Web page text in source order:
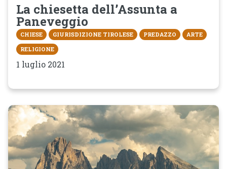
La chiesetta dell’Assunta a
Paneveggio
CHIESE GIURISDIZIONE TIROLESE PREDAZZO
ARTE
RELIGIONE
1 luglio 2021